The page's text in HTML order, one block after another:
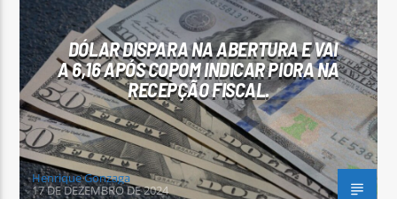
Arara Azul FM
DÓLAR DISPARA NA ABERTURA E VAI
A 6,16 APÓS COPOM INDICAR PIORA NA
RECEPÇÃO FISCAL.
Henrique Gonzaga
17 DE DEZEMBRO DE 2024